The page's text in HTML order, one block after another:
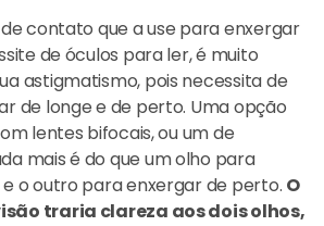
contato que a use para enxergar
de óculos para ler, é muito
astigmatismo, pois necessita de
de longe e de perto. Uma opção
lentes bifocais, ou um de
mais é do que um olho para
o outro para enxergar de perto. O
traria clareza aos dois olhos,